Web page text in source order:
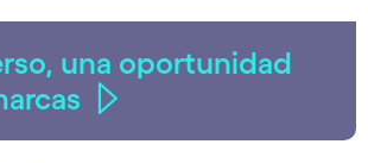
una oportunidad